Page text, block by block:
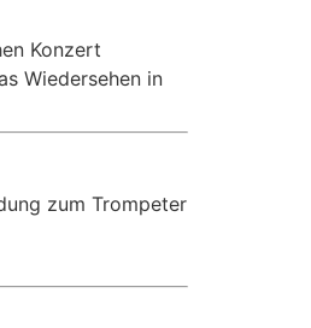
Konzert
Wiedersehen in
zum Trompeter